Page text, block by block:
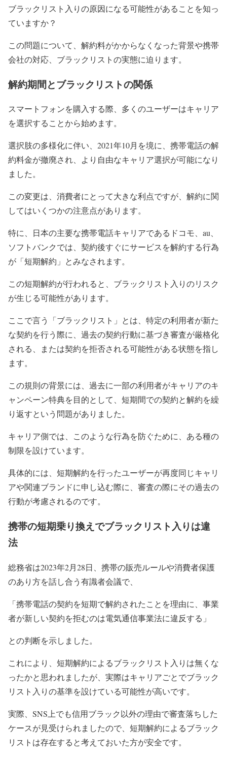
ブラックリスト入りの原因になる可能性があることを知っ
ていますか？
この問題について、解約料がかからなくなった背景や携帯
会社の対応、ブラックリストの実態に迫ります。
解約期間とブラックリストの関係
スマートフォンを購入する際、多くのユーザーはキャリア
を選択することから始めます。
選択肢の多様化に伴い、2021年10月を境に、携帯電話の解
約料金が撤廃され、より自由なキャリア選択が可能になり
ました。
この変更は、消費者にとって大きな利点ですが、解約に関
してはいくつかの注意点があります。
特に、日本の主要な携帯電話キャリアであるドコモ、au、
ソフトバンクでは、契約後すぐにサービスを解約する行為
が「短期解約」とみなされます。
この短期解約が行われると、ブラックリスト入りのリスク
が生じる可能性があります。
ここで言う「ブラックリスト」とは、特定の利用者が新た
な契約を行う際に、過去の契約行動に基づき審査が厳格化
される、または契約を拒否される可能性がある状態を指し
ます。
この規則の背景には、過去に一部の利用者がキャリアのキ
ャンペーン特典を目的として、短期間での契約と解約を繰
り返すという問題がありました。
キャリア側では、このような行為を防ぐために、ある種の
制限を設けています。
具体的には、短期解約を行ったユーザーが再度同じキャリ
アや関連ブランドに申し込む際に、審査の際にその過去の
行動が考慮されるのです。
携帯の短期乗り換えでブラックリスト入りは違
法
総務省は2023年2月28日、携帯の販売ルールや消費者保護
のあり方を話し合う有識者会議で、
「携帯電話の契約を短期で解約されたことを理由に、事業
者が新しい契約を拒むのは電気通信事業法に違反する」
との判断を示しました。
これにより、短期解約によるブラックリスト入りは無くな
ったかと思われましたが、実際はキャリアごとでブラック
リスト入りの基準を設けている可能性が高いです。
実際、SNS上でも信用ブラック以外の理由で審査落ちした
ケースが見受けられましたので、短期解約によるブラック
リストは存在すると考えておいた方が安全です。